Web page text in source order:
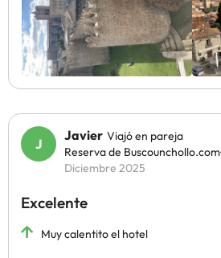
Javier Viajó en pareja
Reserva de Buscounchollo.com
Diciembre 2025
Excelente
Muy calentito el hotel